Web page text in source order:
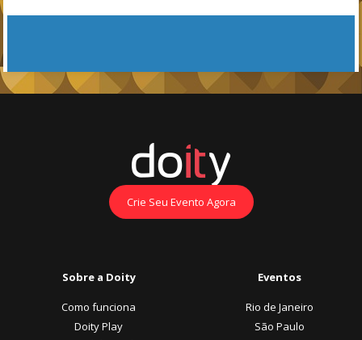
Crie Seu Evento Agora
Sobre a Doity
Como funciona
Doity Play
Eventos
Rio de Janeiro
São Paulo